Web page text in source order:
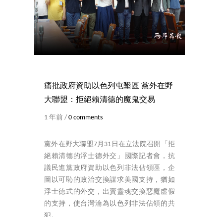
痛批政府資助以色列屯墾區 黨外在野
大聯盟：拒絕賴清德的魔鬼交易
1 年前 /0 comments
黨外在野大聯盟7月31日在立法院召開「拒
絕賴清德的浮士德外交」國際記者會，抗
議民進黨政府資助以色列非法佔領區，企
圖以可恥的政治交換謀求美國支持，猶如
浮士德式的外交，出賣靈魂交換惡魔虛假
的支持，使台灣淪為以色列非法佔領的共